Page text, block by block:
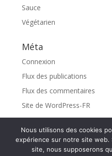
Sauce
Végétarien
Méta
Connexion
Flux des publications
Flux des commentaires
Site de WordPress-FR
Design deElegant
Nous utilisons des cookies
expérience sur notre site web.
site, nous supposerons